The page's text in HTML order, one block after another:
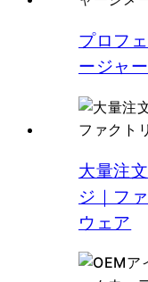
プロフ
ージャ
大量注
ジ｜フ
ウェア